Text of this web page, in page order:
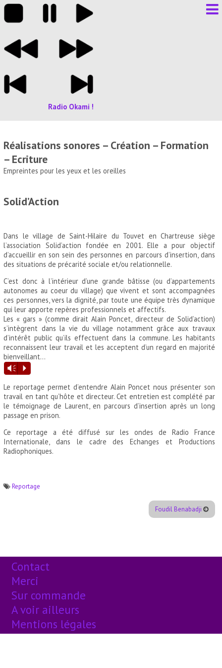
Radio Okami !
Réalisations sonores – Création – Formation
– Ecriture
Empreintes pour les yeux et les oreilles
Solid’Action
Dans le village de Saint-Hilaire du Touvet en Chartreuse siège
l’association Solid’action fondée en 2001. Elle a pour objectif
d’accueillir en son sein des personnes en parcours d’insertion, dans
des situations de précarité sociale et/ou relationnelle.
C’est donc à l’intérieur d’une grande bâtisse (ou d’appartements
autonomes au coeur du village) que vivent et sont accompagnées
ces personnes, vers la dignité, par toute une équipe très dynamique
qui leur apporte repères professionnels et affectifs.
Les « gars » (comme dirait Alain Poncet, directeur de Solid’action)
s’intègrent dans la vie du village notamment grâce aux travaux
d’intérêt public qu’ils effectuent dans la commune. Les habitants
reconnaissent leur travail et les acceptent d’un regard en majorité
bienveillant…
Lecteur
audio
Vm P
Le reportage permet d’entendre Alain Poncet nous présenter son
travail en tant qu’hôte et directeur. Cet entretien est complété par
le témoignage de Laurent, en parcours d’insertion après un long
passage en prison.
Ce reportage a été diffusé sur les ondes de Radio France
Internationale, dans le cadre des Echanges et Productions
Radiophoniques.
Reportage
Foudil Benabadji
Contact
Merci
Sur commande
A voir ailleurs
Mentions légales